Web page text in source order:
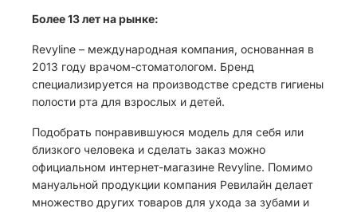
Более 13 лет на рынке:
Revyline – международная компания, основанная в
2013 году врачом-стоматологом. Бренд
специализируется на производстве средств гигиены
полости рта для взрослых и детей.
Подобрать понравившуюся модель для себя или
близкого человека и сделать заказ можно
официальном интернет-магазине Revyline. Помимо
мануальной продукции компания Ревилайн делает
множество других товаров для ухода за зубами и